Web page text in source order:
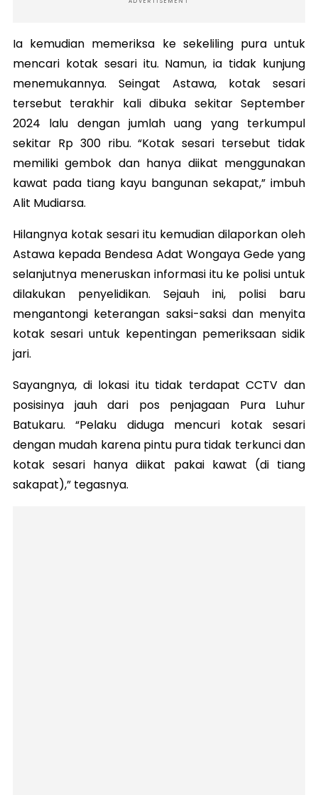
Ia kemudian memeriksa ke sekeliling pura untuk
mencari kotak sesari itu. Namun, ia tidak kunjung
menemukannya. Seingat Astawa, kotak sesari
tersebut terakhir kali dibuka sekitar September
2024 lalu dengan jumlah uang yang terkumpul
sekitar Rp 300 ribu. “Kotak sesari tersebut tidak
memiliki gembok dan hanya diikat menggunakan
kawat pada tiang kayu bangunan sekapat,” imbuh
Alit Mudiarsa.
Hilangnya kotak sesari itu kemudian dilaporkan oleh
Astawa kepada Bendesa Adat Wongaya Gede yang
selanjutnya meneruskan informasi itu ke polisi untuk
dilakukan penyelidikan. Sejauh ini, polisi baru
mengantongi keterangan saksi-saksi dan menyita
kotak sesari untuk kepentingan pemeriksaan sidik
jari.
Sayangnya, di lokasi itu tidak terdapat CCTV dan
posisinya jauh dari pos penjagaan Pura Luhur
Batukaru. “Pelaku diduga mencuri kotak sesari
dengan mudah karena pintu pura tidak terkunci dan
kotak sesari hanya diikat pakai kawat (di tiang
sakapat),” tegasnya.